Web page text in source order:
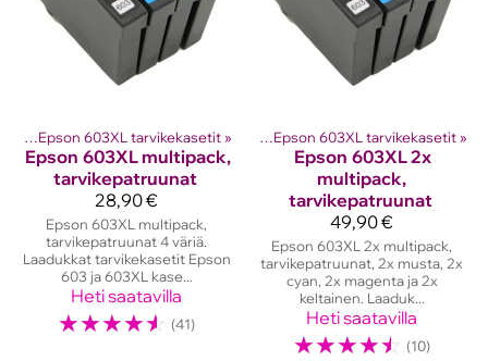
‪» Epson 603XL tarvikekasetit ‪»
Epson 603XL multipack,
tarvikepatruunat
28,90 €
Epson 603XL multipack,
tarvikepatruunat 4 väriä.
Laadukkat tarvikekasetit Epson
603 ja 603XL kase...
Heti saatavilla
☆☆☆☆☆ (41)
kasetit‪» Epson mustekasetit ‪» Epson 603XL tarvikekasetit ‪»
Epson 603XL 2x
multipack,
tarvikepatruunat
49,90 €
Epson 603XL 2x multipack,
tarvikepatruunat, 2x musta, 2x
cyan, 2x magenta ja 2x
keltainen. Laaduk...
Heti saatavilla
☆☆☆☆☆ (10)